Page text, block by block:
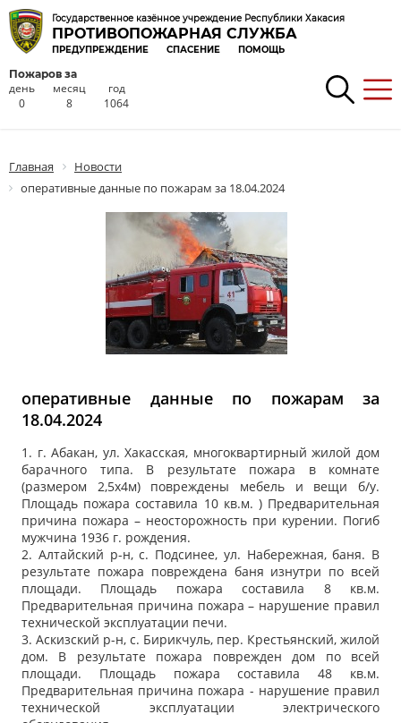
Государственное казённое учреждение Республики Хакасия
ПРОТИВОПОЖАРНАЯ СЛУЖБА
ПРЕДУПРЕЖДЕНИЕ СПАСЕНИЕ ПОМОЩЬ
Пожаров за
день
0
месяц
8
год
1064
Главная
Новости
оперативные данные по пожарам за 18.04.2024
оперативные данные по пожарам за
18.04.2024
1. г. Абакан, ул. Хакасская, многоквартирный жилой дом
барачного типа. В результате пожара в комнате
(размером 2,5х4м) повреждены мебель и вещи б/у.
Площадь пожара составила 10 кв.м. ) Предварительная
причина пожара – неосторожность при курении. Погиб
мужчина 1936 г. рождения.
2. Алтайский р-н, с. Подсинее, ул. Набережная, баня. В
результате пожара повреждена баня изнутри по всей
площади. Площадь пожара составила 8 кв.м.
Предварительная причина пожара – нарушение правил
технической эксплуатации печи.
3. Аскизский р-н, с. Бирикчуль, пер. Крестьянский, жилой
дом. В результате пожара поврежден дом по всей
площади. Площадь пожара составила 48 кв.м.
Предварительная причина пожара - нарушение правил
технической эксплуатации электрического